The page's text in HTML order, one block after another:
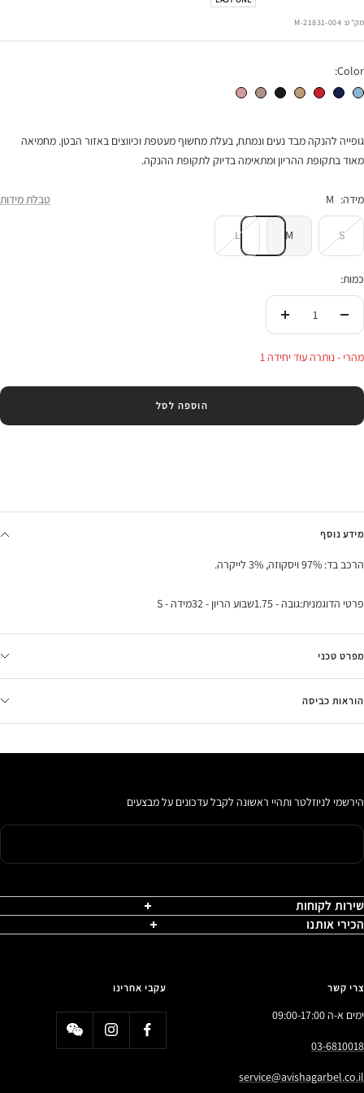
מק"ט: 21831-004-M
Color:
גופיית מעטפת להריון והנקה תכלתגופיית מעטפת פסים נייבי גופיית מעטפת שמנת פס אדוםגופיית מעטפת להריון והנקה קאמל פס ג'ינס גופיית מעטפת להריון והנקה שחור זהב גופיית מעטפת להריון והנקה מוקהגופיית מעטפת להריון והנקה ורוד עתיק
גופייה להנקה מבד נעים ונמתח, בעלת מחשוף מעטפת וכיווצים באזור הבטן. מחמיאה
מאוד בתקופת ההריון ומתאימה בדיוק לתקופת ההנקה.
מידה: M טבלת מידות
S
M
L
כמות:
העלי
מהרי - נותרה עוד יחידה 1
הוספה לסל
מידע נוסף
הרכב בד: 97% ויסקוזה, 3% לייקרה.
פרטי הדוגמנית:גובה - 1.75שבוע הריון - 32מידה - S
מפרט טכני
הוראות כביסה
הירשמי לניוזלטר ותהיי ראשונה לקבל עדכונים על מבצעים
שירות לקוחות
הכירי אותנו
צרי קשר
ימים א-ה 09:00-17:00
03-6810018
service@avishagarbel.co.il
עקבי אחרינו